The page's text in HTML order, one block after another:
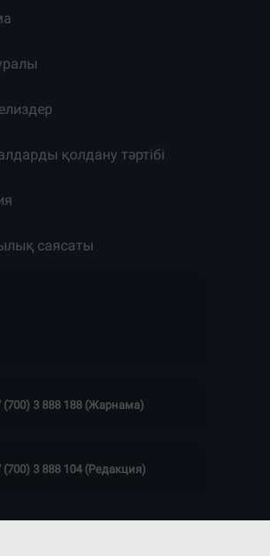
қолдану тәртібі
саясаты
(700) 3 888 188 (Жарнама)
(700) 3 888 104 (Редакция)